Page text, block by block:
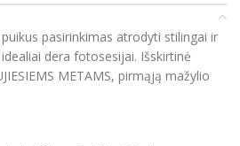
pasirinkimas atrodyti stilingai ir
dera fotosesijai. Išskirtinė
METAMS, pirmąją mažylio